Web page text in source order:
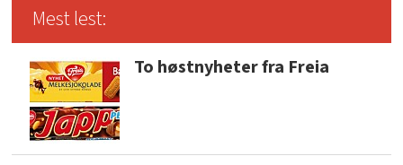
Mest lest:
To høstnyheter fra Freia